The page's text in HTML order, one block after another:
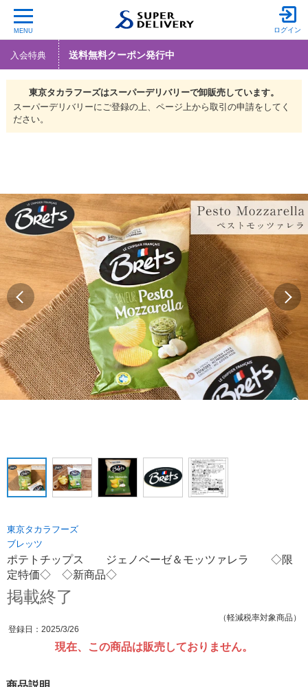
MENU ログイン
入会特典 送料無料クーポン発行中
東京タカラフーズはスーパーデリバリーで卸販売しています。
スーパーデリバリーにご登録の上、ページ上から取引の申請をしてく
ださい。
東京タカラフーズ
ブレッツ
ポテトチップス ジェノベーゼ＆モッツァレラ ◇限
定特価◇ ◇新商品◇
掲載終了
（軽減税率対象商品）
登録日：2025/3/26
現在、この商品は販売しておりません。